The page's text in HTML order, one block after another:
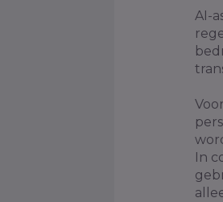
AI-
In